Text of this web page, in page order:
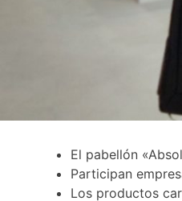
El pabellón
Participan
Los productos